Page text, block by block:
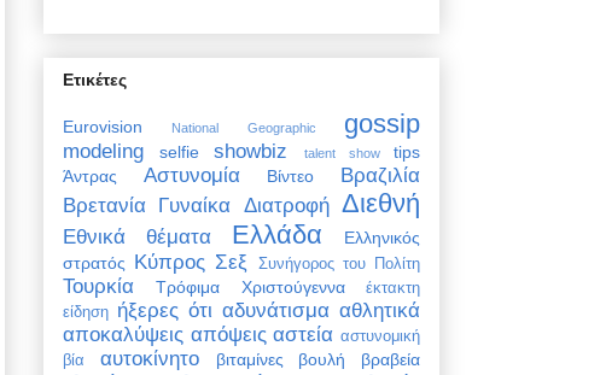
Ετικέτες
Eurovision National Geographic gossip
modeling selfie showbiz talent show
tips
Άντρας
Αστυνομία Βίντεο
Βραζιλία
Βρετανία Γυναίκα Διατροφή Διεθνή
Εθνικά θέματα Ελλάδα
Ελληνικός
στρατός Κύπρος Σεξ Συνήγορος του Πολίτη
Τουρκία Τρόφιμα Χριστούγεννα
έκτακτη
είδηση ήξερες ότι αδυνάτισμα αθλητικά
αποκαλύψεις απόψεις αστεία αστυνομική
βία
αυτοκίνητο βιταμίνες βουλή βραβεία